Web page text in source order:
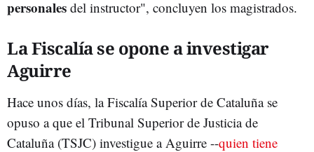
personales del instructor", concluyen los magistrados.
La Fiscalía se opone a investigar
Aguirre
Hace unos días, la Fiscalía Superior de Cataluña se
opuso a que el Tribunal Superior de Justicia de
Cataluña (TSJC) investigue a Aguirre --quien tiene